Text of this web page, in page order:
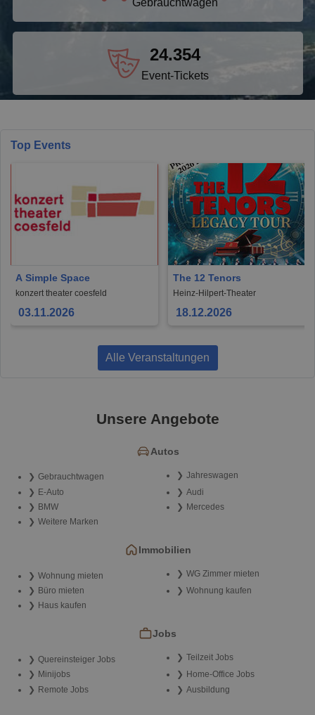
24.354
Event-Tickets
Top Events
A Simple Space
konzert theater coesfeld
03.11.2026
The 12 Tenors
Heinz-Hilpert-Theater
18.12.2026
Alle Veranstaltungen
Unsere Angebote
Autos
Gebrauchtwagen
Jahreswagen
E-Auto
Audi
BMW
Mercedes
Weitere Marken
Immobilien
Wohnung mieten
WG Zimmer mieten
Büro mieten
Wohnung kaufen
Haus kaufen
Jobs
Quereinsteiger Jobs
Teilzeit Jobs
Minijobs
Home-Office Jobs
Remote Jobs
Ausbildung